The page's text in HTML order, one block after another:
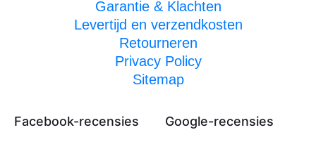
Garantie & Klachten
Levertijd en verzendkosten
Retourneren
Privacy Policy
Sitemap
Facebook-recensies Google-recensies